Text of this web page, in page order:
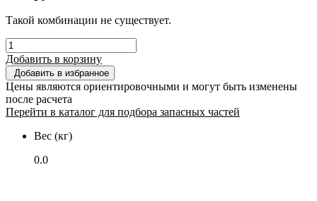
Такой комбинации не существует.
Добавить в корзину
Добавить в избранное
Цены являются ориентировочными и могут быть изменены
после расчета
Перейти в каталог для подбора запасных частей
Вес (кг)
0.0